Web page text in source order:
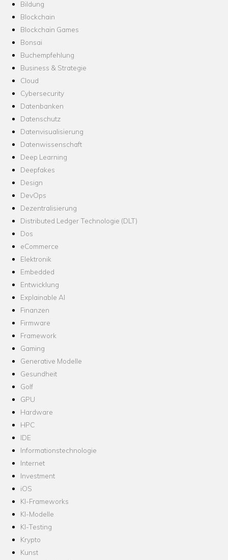
Bildung
Blockchain
Blockchain Games
Bonsai
Buchempfehlung
Business & Strategie
Cloud
Cybersecurity
Datenbanken
Datenschutz
Datenvisualisierung
Datenwissenschaft
Deep Learning
Deepfakes
Design
DevOps
Dezentralisierung
Distributed Ledger Technologie (DLT)
Dos
eCommerce
Elektronik
Embedded
Entwicklung
Explainable AI
Finanzen
Firmware
Framework
Gaming
Generative Modelle
Gesundheit
Golf
GPU
Hardware
HPC
IDE
Informationstechnologie
Internet
Investment
iOS
KI-Frameworks
KI-Modelle
KI-Testing
Krypto
Kunst